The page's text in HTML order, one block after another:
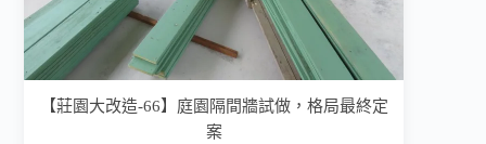
【莊園大改造-66】庭園隔間牆試做，格局最終定
案